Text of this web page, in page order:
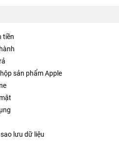
tiền
sản phẩm Apple
lưu dữ liệu